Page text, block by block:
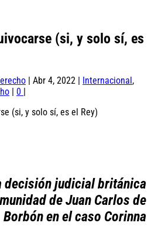
(si, y solo sí, es
Abr 4, 2022 Internacional ,
0
decisión judicial británica
de Juan Carlos de
Borbón en el caso Corinna